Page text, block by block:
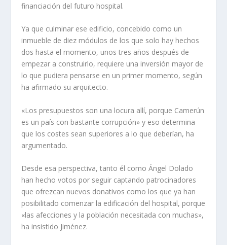
financiación del futuro hospital.
Ya que culminar ese edificio, concebido como un
inmueble de diez módulos de los que solo hay hechos
dos hasta el momento, unos tres años después de
empezar a construirlo, requiere una inversión mayor de
lo que pudiera pensarse en un primer momento, según
ha afirmado su arquitecto.
«Los presupuestos son una locura allí, porque Camerún
es un país con bastante corrupción» y eso determina
que los costes sean superiores a lo que deberían, ha
argumentado.
Desde esa perspectiva, tanto él como Ángel Dolado
han hecho votos por seguir captando patrocinadores
que ofrezcan nuevos donativos como los que ya han
posibilitado comenzar la edificación del hospital, porque
«las afecciones y la población necesitada con muchas»,
ha insistido Jiménez.